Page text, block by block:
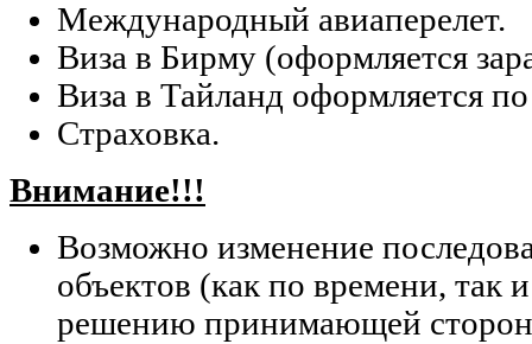
Международный авиаперелет.
Виза в Бирму (оформляется
Виза в Тайланд оформляется
Страховка.
Внимание!!!
Возможно изменение
объектов (как по времени, так
решению принимающей